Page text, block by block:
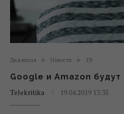
Диджитал Новости ТВ
Google и Amazon будут
Telekritika
19.04.2019 13:35